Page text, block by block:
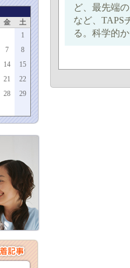
金
土
1
7
8
14
15
21
22
28
29
ど、最先端
など、TAPS
る。科学的